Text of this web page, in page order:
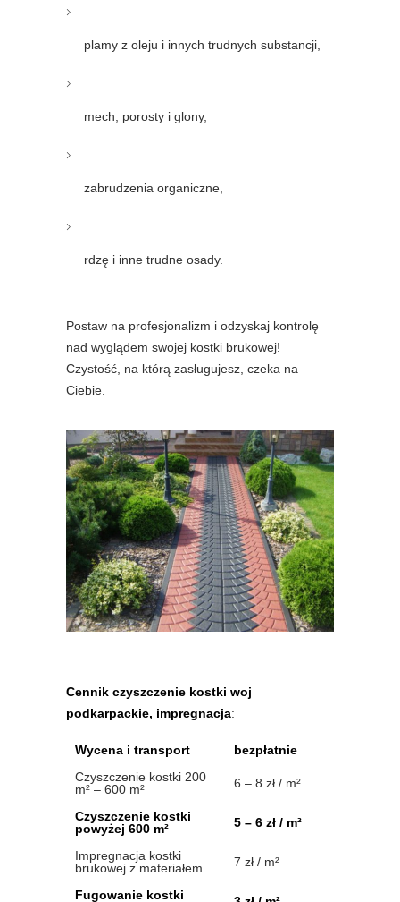
plamy z oleju i innych trudnych substancji,
mech, porosty i glony,
zabrudzenia organiczne,
rdzę i inne trudne osady.
Postaw na profesjonalizm i odzyskaj kontrolę
nad wyglądem swojej kostki brukowej!
Czystość, na którą zasługujesz, czeka na
Ciebie.
Cennik czyszczenie kostki woj
podkarpackie, impregnacja:
Wycena i transport
bezpłatnie
Czyszczenie kostki 200
m² – 600 m²
6 – 8 zł / m²
Czyszczenie kostki
powyżej 600 m²
5 – 6 zł / m²
Impregnacja kostki
brukowej z materiałem
7 zł / m²
Fugowanie kostki